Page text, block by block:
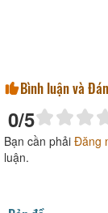
Bình luận và
0/5
Bạn cần phải Đăng
luận.